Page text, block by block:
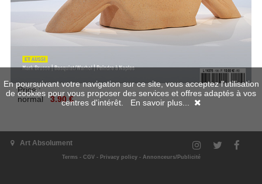
Price :
normal
3.90 €
Add to cart
Art Absolument
Terms- CGV- Privacy policy- Annonceurs/Publicité
En poursuivant votre navigation sur ce site, vous acceptez l'utilisation
de cookies pour vous proposer des services et offres adaptés à vos
centres d'intérêt. En savoir plus...